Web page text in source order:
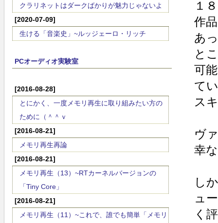
クラリネットはダークばかりが魅力じゃないよ
[2020-07-09]
生ける「音楽史」~ルッジェーロ・リッチ
PCオーディオ実験室
[2016-08-28]
とにかく、一度メモリ再生に取り組みたい方の
ために（＾＾ｖ
[2016-08-21]
メモリ再生再論
[2016-08-21]
メモリ再生（13）~RTカーネルバージョンの
「Tiny Core」
[2016-08-21]
メモリ再生（11）~これで、誰でも簡単「メモリ
１
作
あ
と
可
て
ス
ヴ
幸
し
ュ
く